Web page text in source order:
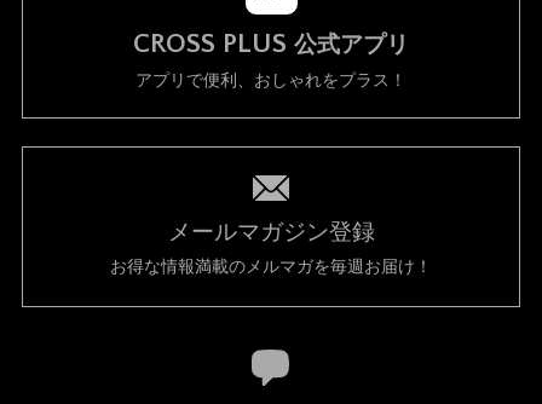
CROSS PLUS 公式アプリ
アプリで便利、おしゃれをプラス！
メールマガジン登録
お得な情報満載のメルマガを毎週お届け！